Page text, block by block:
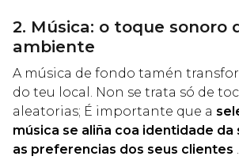
2. Música: o toque sonoro
ambiente
A música de fondo tamén
do teu local. Non se trata só de
aleatorias; É importante que a
música se aliña coa identidade da
as preferencias dos seus clientes